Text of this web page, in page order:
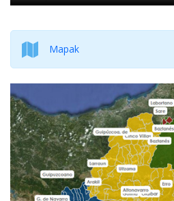
Mapak